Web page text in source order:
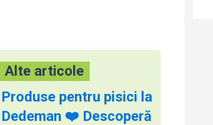
Alte articole
Produse pentru pisici la
Dedeman ❤️ Descoperă